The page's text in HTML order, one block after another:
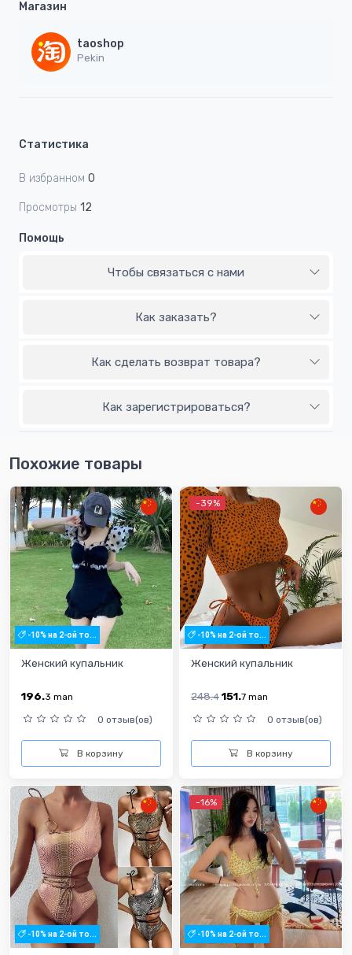
Магазин
taoshop
Pekin
Статистика
В избранном 0
Просмотры 12
Помощь
Чтобы связаться с нами
Как заказать?
Как сделать возврат товара?
Как зарегистрироваться?
Похожие товары
-10% на 2-ой то...
Женский купальник
196.3 man
0 отзыв(ов)
В корзину
-39%
-10% на 2-ой то...
Женский купальник
248.4 151.7 man
0 отзыв(ов)
В корзину
-10% на 2-ой то...
-16%
-10% на 2-ой то...